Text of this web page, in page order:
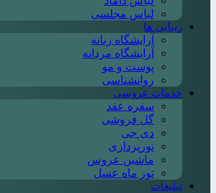
لباس مجلسی
زیبایی ها
آرایشگاه زنانه
آرایشگاه مردانه
پوست و مو
روانشناسی
خدمات عروسی
سفره عقد
گل فروشی
دی جی
نورپردازی
ماشین عروس
تور ماه عسل
تبلیغات